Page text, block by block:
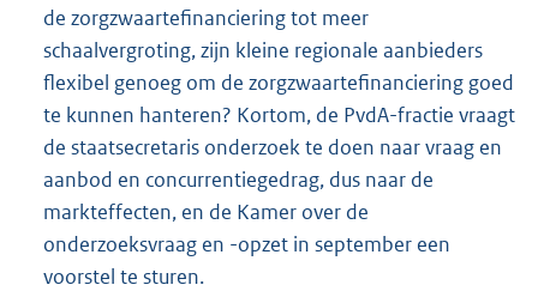
de zorgzwaartefinanciering tot meer
schaalvergroting, zijn kleine regionale aanbieders
flexibel genoeg om de zorgzwaartefinanciering goed
te kunnen hanteren? Kortom, de PvdA-fractie vraagt
de staatsecretaris onderzoek te doen naar vraag en
aanbod en concurrentiegedrag, dus naar de
markteffecten, en de Kamer over de
onderzoeksvraag en -opzet in september een
voorstel te sturen.